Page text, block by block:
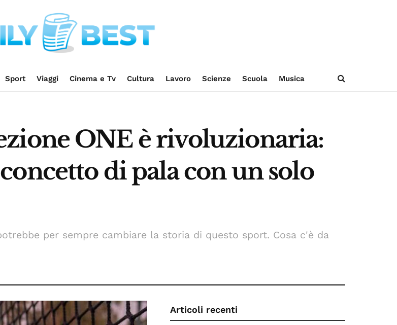
Sport Viaggi Cinema e Tv Cultura Lavoro Scienze Scuola Musica
ONE è rivoluzionaria:
di pala con un solo
per sempre cambiare la storia di questo sport. Cosa c'è da
Articoli recenti